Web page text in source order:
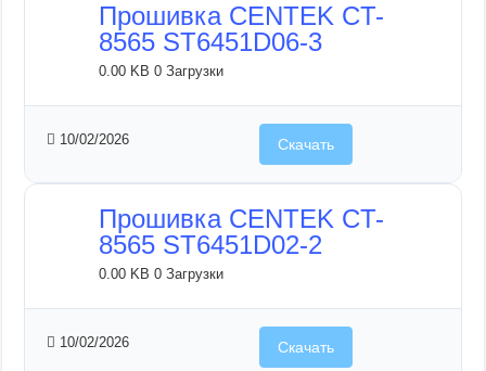
Прошивка CENTEK CT-
8565 ST6451D06-3
0.00 KB0 Загрузки
10/02/2026 Скачать
Прошивка CENTEK CT-
8565 ST6451D02-2
0.00 KB0 Загрузки
10/02/2026 Скачать